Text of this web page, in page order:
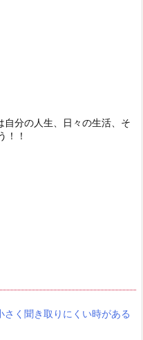
分の人生、日々の生活、そ
！！
さく聞き取りにくい時がある